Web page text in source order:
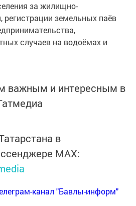
за жилищно-
регистрации земельных паёв
случаев на водоёмах и
важным и интересным в
в
MАХ:
канал "Бавлы-информ"